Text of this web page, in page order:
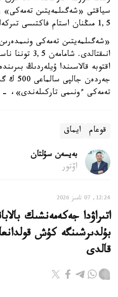
سياقتى «شەگىلمەيتىن تەمەكى»
1,5 مىڭنان استام فاكتىسى تىركەلگەن.
انىقتالدى.
اقتوبە قالاسىندا ۇيلەردىڭ
تەمەكى ءونىمى تاركىلەندى»،
قوعام ايماق
بەيسەن سۇلتان
اۆتور
12:24, 07 تامىز 2026
اتىراۋدا جەكەمەنشىك
بۇلدىرشىنگە كۇش
قالدى